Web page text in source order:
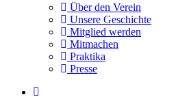
Über den Verein
Unsere Geschichte
Mitglied werden
Mitmachen
Praktika
Presse